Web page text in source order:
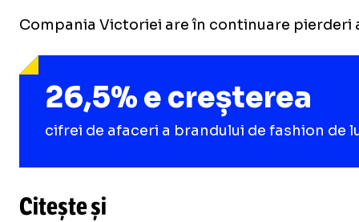
Compania Victoriei are în continuare pierderi
26,5% e creșterea
cifrei de afaceri a brandului de fashion de
Citește și